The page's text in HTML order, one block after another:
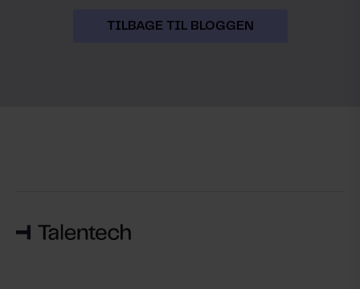
TILBAGE TIL BLOGGEN